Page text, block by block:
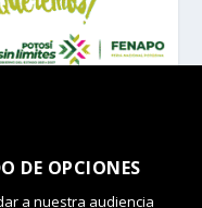
DE OPCIONES
a nuestra audiencia